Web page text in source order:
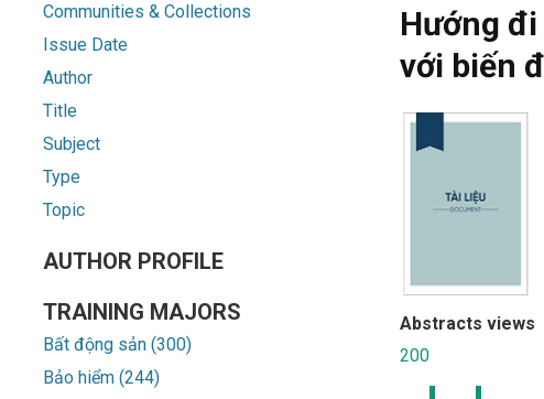
Communities & Collections
Issue Date
Author
Title
Subject
Type
Topic
AUTHOR PROFILE
TRAINING MAJORS
Bất động sản (300)
Bảo hiểm (244)
Hướng
với biến
Abstracts views
200